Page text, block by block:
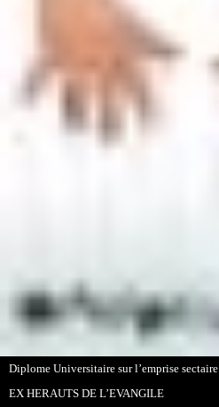
Diplome Universitaire sur l’emprise sectaire
EX HERAUTS DE L’EVANGILE